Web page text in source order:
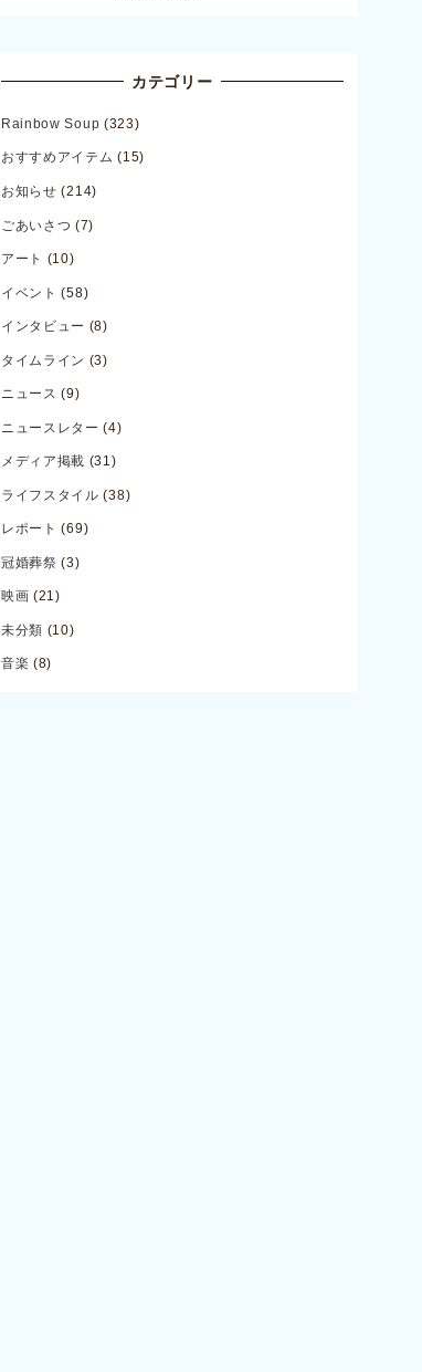
カテゴリー
Rainbow Soup (323)
おすすめアイテム (15)
お知らせ (214)
ごあいさつ (7)
アート (10)
イベント (58)
インタビュー (8)
タイムライン (3)
ニュース (9)
ニュースレター (4)
メディア掲載 (31)
ライフスタイル (38)
レポート (69)
冠婚葬祭 (3)
映画 (21)
未分類 (10)
音楽 (8)